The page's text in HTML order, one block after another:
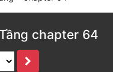
chapter 64